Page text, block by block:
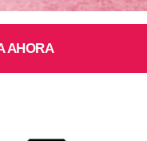
AHORA